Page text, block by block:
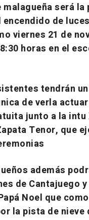
malagueña será
de
viernes 21 de
horas en el
tendrán
de verla
junto a la intu
Tenor, que
además
de Cantajuego
Noel que
la pista de nieve